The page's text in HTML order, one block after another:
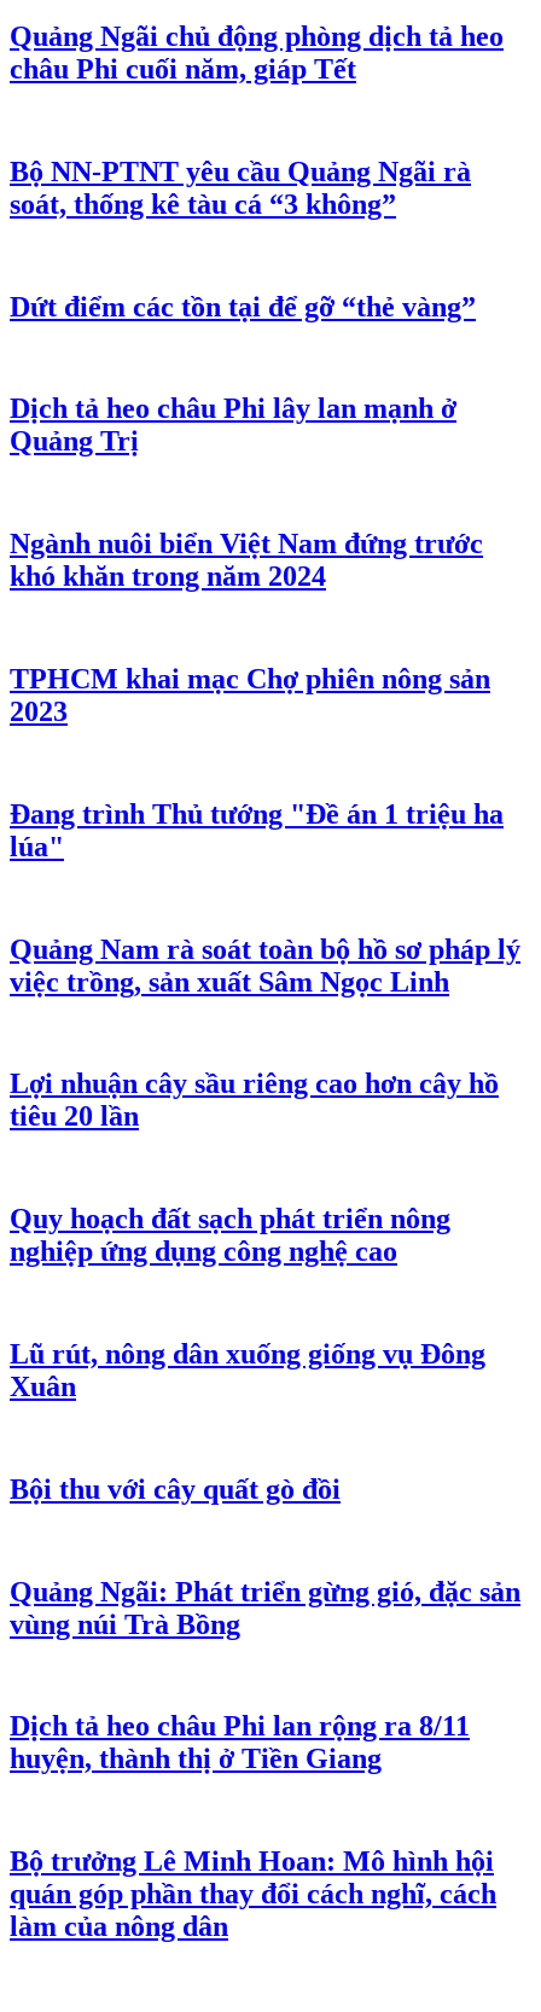
Quảng Ngãi chủ động phòng dịch tả heo
châu Phi cuối năm, giáp Tết
Bộ NN-PTNT yêu cầu Quảng Ngãi rà
soát, thống kê tàu cá “3 không”
Dứt điểm các tồn tại để gỡ “thẻ vàng”
Dịch tả heo châu Phi lây lan mạnh ở
Quảng Trị
Ngành nuôi biển Việt Nam đứng trước
khó khăn trong năm 2024
TPHCM khai mạc Chợ phiên nông sản
2023
Đang trình Thủ tướng "Đề án 1 triệu ha
lúa"
Quảng Nam rà soát toàn bộ hồ sơ pháp lý
việc trồng, sản xuất Sâm Ngọc Linh
Lợi nhuận cây sầu riêng cao hơn cây hồ
tiêu 20 lần
Quy hoạch đất sạch phát triển nông
nghiệp ứng dụng công nghệ cao
Lũ rút, nông dân xuống giống vụ Đông
Xuân
Bội thu với cây quất gò đồi
Quảng Ngãi: Phát triển gừng gió, đặc sản
vùng núi Trà Bồng
Dịch tả heo châu Phi lan rộng ra 8/11
huyện, thành thị ở Tiền Giang
Bộ trưởng Lê Minh Hoan: Mô hình hội
quán góp phần thay đổi cách nghĩ, cách
làm của nông dân